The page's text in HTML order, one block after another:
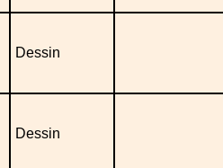
Dessin
Dessin